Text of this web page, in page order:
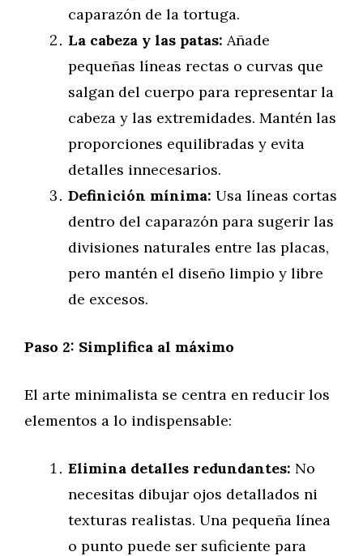
caparazón de la tortuga.
La cabeza y las patas: Añade
pequeñas líneas rectas o curvas que
salgan del cuerpo para representar la
cabeza y las extremidades. Mantén las
proporciones equilibradas y evita
detalles innecesarios.
Definición mínima: Usa líneas cortas
dentro del caparazón para sugerir las
divisiones naturales entre las placas,
pero mantén el diseño limpio y libre
de excesos.
Paso 2: Simplifica al máximo
El arte minimalista se centra en reducir los
elementos a lo indispensable:
Elimina detalles redundantes: No
necesitas dibujar ojos detallados ni
texturas realistas. Una pequeña línea
o punto puede ser suficiente para